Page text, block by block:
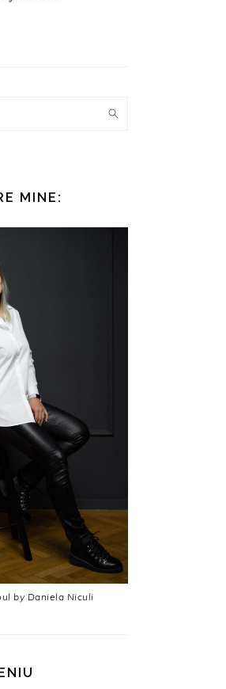
MINE:
by Daniela Niculi